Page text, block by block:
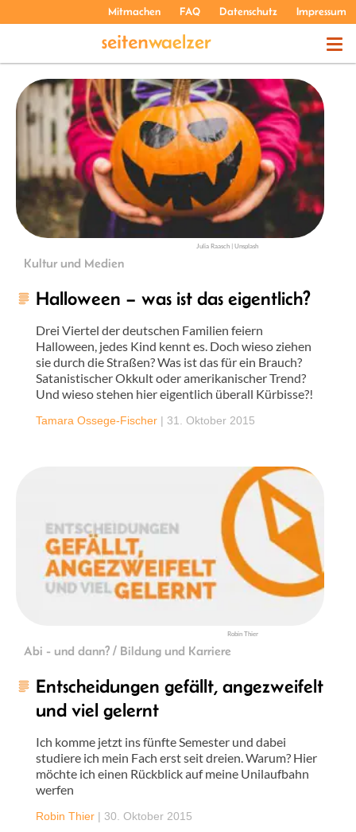
Mitmachen FAQ Datenschutz Impressum
THEMEN
PODCASTS
ÜBER UNS
Julia Raasch | Unsplash
Kultur und Medien
Halloween – was ist das eigentlich?
Drei Viertel der deutschen Familien feiern
Halloween, jedes Kind kennt es. Doch wieso ziehen
sie durch die Straßen? Was ist das für ein Brauch?
Satanistischer Okkult oder amerikanischer Trend?
Und wieso stehen hier eigentlich überall Kürbisse?!
Tamara Ossege-Fischer | 31. Oktober 2015
Robin Thier
Abi - und dann? / Bildung und Karriere
Entscheidungen gefällt, angezweifelt
und viel gelernt
Ich komme jetzt ins fünfte Semester und dabei
studiere ich mein Fach erst seit dreien. Warum? Hier
möchte ich einen Rückblick auf meine Unilaufbahn
werfen
Robin Thier | 30. Oktober 2015